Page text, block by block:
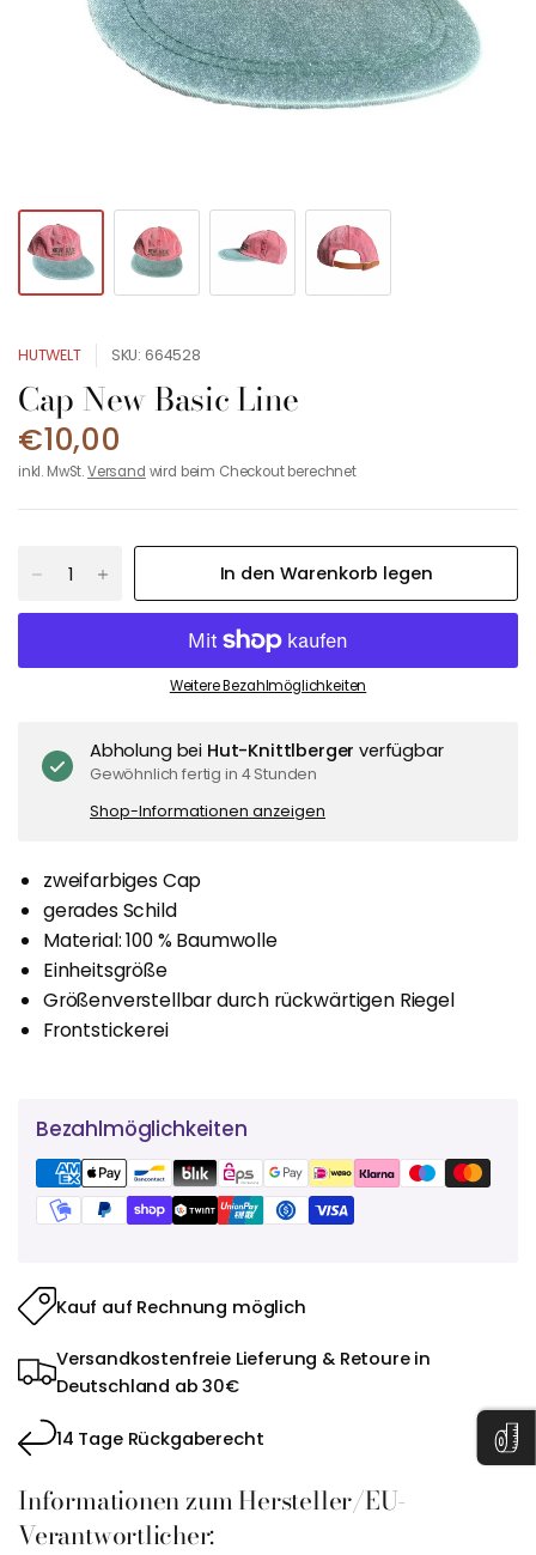
HUTWELT SKU: 664528
Cap New Basic Line
€10,00
inkl. MwSt.Versand wird beim Checkout berechnet
In den Warenkorb legen
Weitere Bezahlmöglichkeiten
Abholung bei Hut-Knittlberger verfügbar
Gewöhnlich fertig in 4 Stunden
Shop-Informationen anzeigen
zweifarbiges Cap
gerades Schild
Material: 100 % Baumwolle
Einheitsgröße
Größenverstellbar durch rückwärtigen Riegel
Frontstickerei
Bezahlmöglichkeiten
Kauf auf Rechnung möglich
Versandkostenfreie Lieferung & Retoure in
Deutschland ab 30€
14 Tage Rückgaberecht
Informationen zum Hersteller/EU-
Verantwortlicher: